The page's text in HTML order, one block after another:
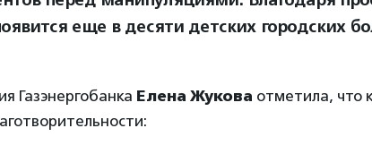
еще в десяти детских городских
Газэнергобанка Елена Жукова отметила, что